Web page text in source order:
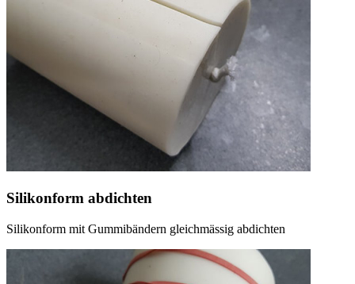
Silikonform abdichten
Silikonform mit Gummibändern gleichmässig abdichten